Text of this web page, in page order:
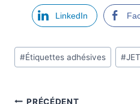
LinkedIn
Post
Tags
#Étiquettes adhésives #
PRÉCÉDENT